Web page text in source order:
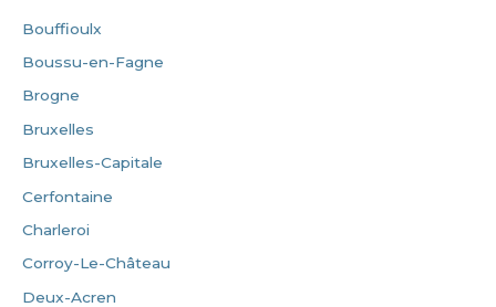
Bouffioulx
Boussu-en-Fagne
Brogne
Bruxelles
Bruxelles-Capitale
Cerfontaine
Charleroi
Corroy-Le-Château
Deux-Acren